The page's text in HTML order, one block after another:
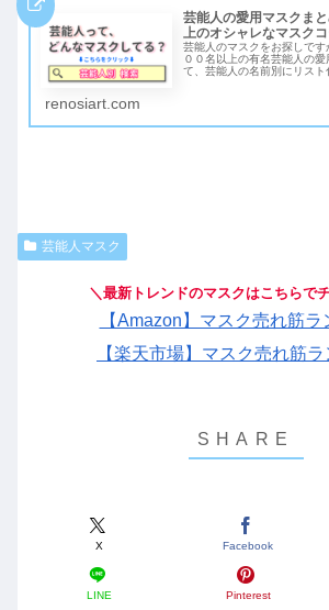
芸能人の愛用マスクま
上のオシャレなマスクコ
芸能人のマスクをお探しです
００名以上の有名芸能人の愛
て、芸能人の名前別にリス
す！ネット検索でもなかな
renosiart.com
芸能人マスク
＼最新トレンドのマスクはこちらで
【Amazon】マスク売れ筋ラ
【楽天市場】マスク売れ筋
X Facebook
LINE Pinterest